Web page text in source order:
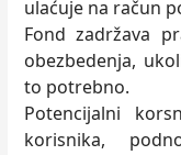
ulaćuje na račun
Fond zadržava
obezbedenja,
to potrebno.
Potencijalni
korisnika,